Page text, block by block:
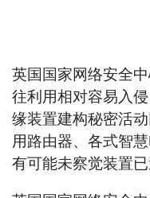
英国国家网络安全
往利用相对容易入
缘装置建构秘密活
用路由器、各式智
有可能未察觉装置已